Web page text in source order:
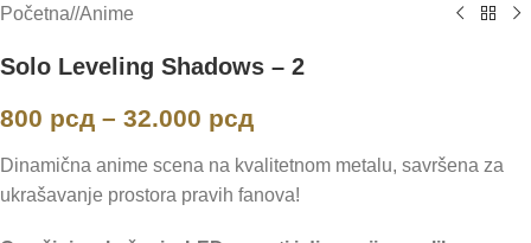
Početna/ Anime
Solo Leveling Shadows – 2
800 рсд – 32.000 рсд
Dinamična anime scena na kvalitetnom metalu, savršena za
ukrašavanje prostora pravih fanova!